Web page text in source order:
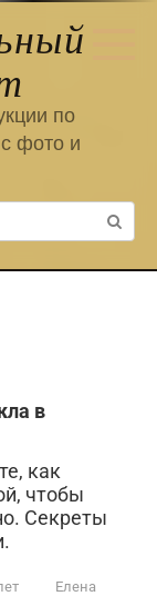
по
фото и
в
как
чтобы
Секреты
Елена